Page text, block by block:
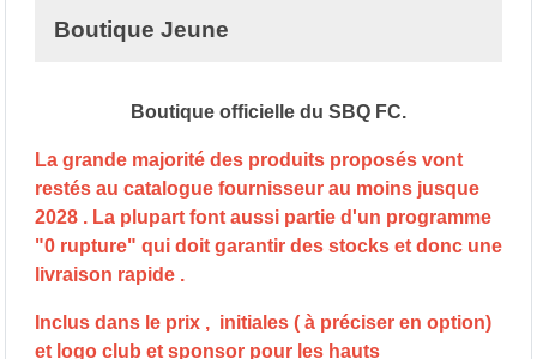
Boutique Jeune
Boutique officielle du SBQ FC.
La grande majorité des produits proposés vont
restés au catalogue fournisseur au moins jusque
2028 . La plupart font aussi partie d'un programme
"0 rupture" qui doit garantir des stocks et donc une
livraison rapide .
Inclus dans le prix , initiales ( à préciser en option)
et logo club et sponsor pour les hauts